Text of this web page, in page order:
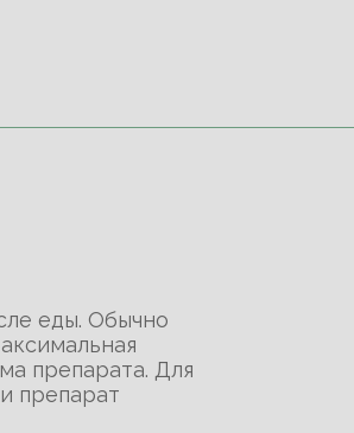
еды. Обычно
препарата. Для
препарат